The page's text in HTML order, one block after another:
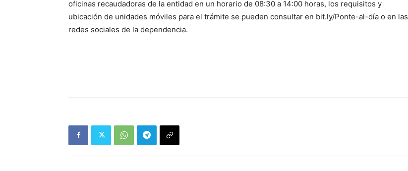
oficinas recaudadoras de la entidad en un horario de 08:30 a 14:00 horas, los requisitos y
ubicación de unidades móviles para el trámite se pueden consultar en bit.ly/Ponte-al-día o en las
redes sociales de la dependencia.